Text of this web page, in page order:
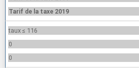
Tarif de la taxe 2019
taux ≤ 116
0
0